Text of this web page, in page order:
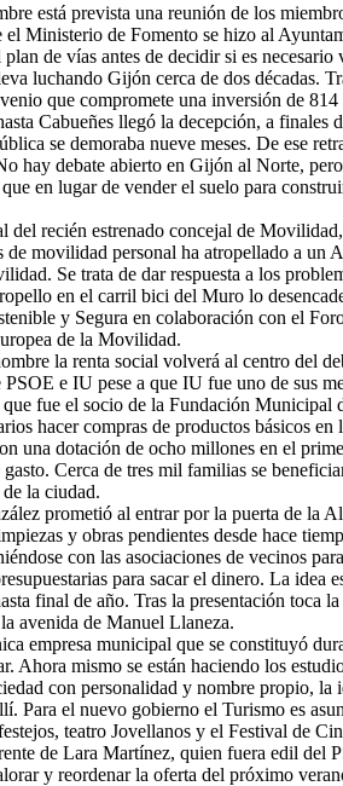
está prevista una reunión de los
Ministerio de Fomento se hizo al
de vías antes de decidir si es
luchando Gijón cerca de dos décadas.
que compromete una inversión de
Cabueñes llegó la decepción, a finales
se demoraba nueve meses. De ese
hay debate abierto en Gijón al Norte,
en lugar de vender el suelo para
del recién estrenado concejal de
movilidad personal ha atropellado a un
Se trata de dar respuesta a los
en el carril bici del Muro lo
y Segura en colaboración con el
de la Movilidad.
la renta social volverá al centro del
e IU pese a que IU fue uno de sus
fue el socio de la Fundación Municipal
hacer compras de productos básicos
una dotación de ocho millones en el
Cerca de tres mil familias se
la ciudad.
prometió al entrar por la puerta de la
y obras pendientes desde hace
con las asociaciones de vecinos
para sacar el dinero. La idea
final de año. Tras la presentación toca
avenida de Manuel Llaneza.
empresa municipal que se constituyó
Ahora mismo se están haciendo los
con personalidad y nombre propio, la
Para el nuevo gobierno el Turismo es
teatro Jovellanos y el Festival de
de Lara Martínez, quien fuera edil del
y reordenar la oferta del próximo